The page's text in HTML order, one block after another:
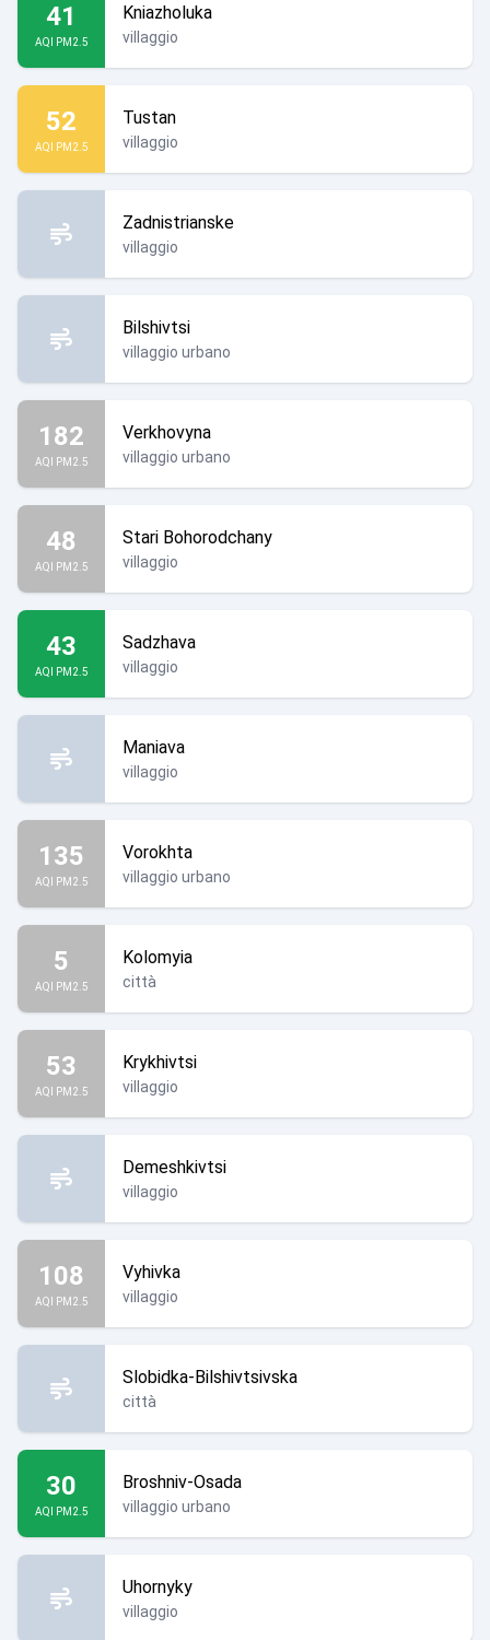
41
AQI PM2.5
Kniazholuka
villaggio
52
AQI PM2.5
Tustan
villaggio
Zadnistrianske
villaggio
Bilshivtsi
villaggio urbano
182
AQI PM2.5
Verkhovyna
villaggio urbano
48
AQI PM2.5
Stari Bohorodchany
villaggio
43
AQI PM2.5
Sadzhava
villaggio
Maniava
villaggio
135
AQI PM2.5
Vorokhta
villaggio urbano
5
AQI PM2.5
Kolomyia
città
53
AQI PM2.5
Krykhivtsi
villaggio
Demeshkivtsi
villaggio
108
AQI PM2.5
Vyhivka
villaggio
Slobidka-Bilshivtsivska
città
30
AQI PM2.5
Broshniv-Osada
villaggio urbano
Uhornyky
villaggio